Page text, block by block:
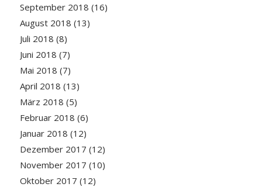
September 2018 (16)
August 2018 (13)
Juli 2018 (8)
Juni 2018 (7)
Mai 2018 (7)
April 2018 (13)
März 2018 (5)
Februar 2018 (6)
Januar 2018 (12)
Dezember 2017 (12)
November 2017 (10)
Oktober 2017 (12)